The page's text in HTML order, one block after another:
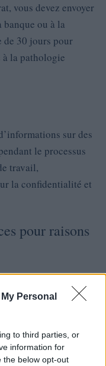
Personal
to third parties, or
information for
the below opt-out
vous devez envoyer
ou à la
de 30 jours pour
la pathologie
sur des
le processus
travail,
la confidentialité et
pour raisons
le cancer, le salarié
ni le type de